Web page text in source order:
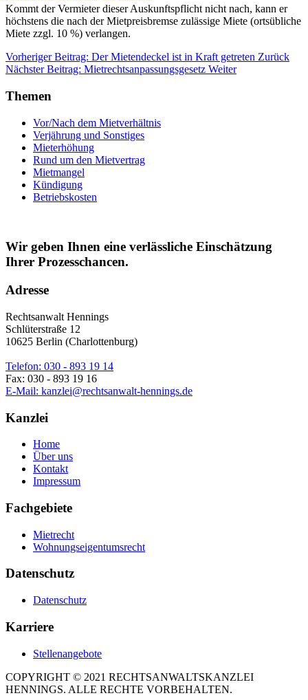
Kommt der Vermieter dieser Auskunftspflicht nicht nach, kann er
höchstens die nach der Mietpreisbremse zulässige Miete (ortsübliche
Miete zzgl. 10 %) verlangen.
Vorheriger Beitrag: Der Mietendeckel ist in Kraft getreten Zurück
Nächster Beitrag: Mietrechtsanpassungsgesetz Weiter
Themen
Vor/Nach dem Mietverhältnis
Verjährung und Sonstiges
Mieterhöhung
Rund um den Mietvertrag
Mietmangel
Kündigung
Betriebskosten
Wir geben Ihnen eine verlässliche Einschätzung
Ihrer Prozesschancen.
Adresse
Rechtsanwalt Hennings
Schlüterstraße 12
10625 Berlin (Charlottenburg)
Telefon: 030 - 893 19 14
Fax: 030 - 893 19 16
E-Mail: kanzlei@rechtsanwalt-hennings.de
Kanzlei
Home
Über uns
Kontakt
Impressum
Fachgebiete
Mietrecht
Wohnungseigentumsrecht
Datenschutz
Datenschutz
Karriere
Stellenangebote
COPYRIGHT © 2021 RECHTSANWALTSKANZLEI
HENNINGS. ALLE RECHTE VORBEHALTEN.